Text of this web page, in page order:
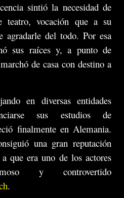
sintió la necesidad de
teatro, vocación que a su
agradarle del todo. Por esa
sus raíces y, a punto de
de casa con destino a
en diversas entidades
sus estudios de
finalmente en Alemania.
una gran reputación
que era uno de los actores
y controvertido
.